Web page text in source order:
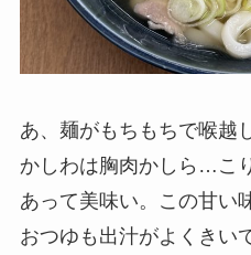
あ、麺がもちもちで喉越
かしわは胸肉かしら…こ
あって美味い。この甘い
おつゆも出汁がよくきい